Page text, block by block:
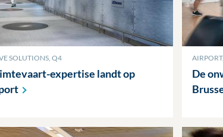
SOLUTIONS, Q4
expertise landt op
De